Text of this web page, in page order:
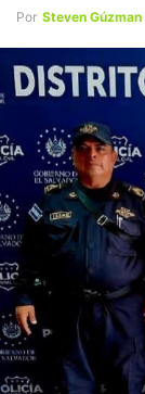
Por Steven Gúzman